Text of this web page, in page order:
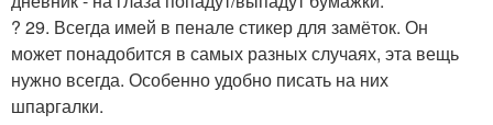
? 29. Всегда имей в пенале стикер для замёток. Он
может понадобится в самых разных случаях, эта вещь
нужно всегда. Особенно удобно писать на них
шпаргалки.